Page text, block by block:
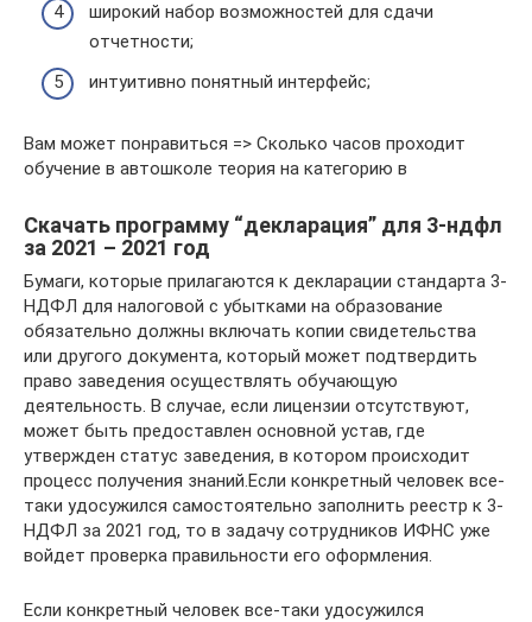
широкий набор возможностей для сдачи
отчетности;
интуитивно понятный интерфейс;
Вам может понравиться => Сколько часов проходит
обучение в автошколе теория на категорию в
Скачать программу “декларация” для 3-ндфл
за 2021 – 2021 год
Бумаги, которые прилагаются к декларации стандарта 3-
НДФЛ для налоговой с убытками на образование
обязательно должны включать копии свидетельства
или другого документа, который может подтвердить
право заведения осуществлять обучающую
деятельность. В случае, если лицензии отсутствуют,
может быть предоставлен основной устав, где
утвержден статус заведения, в котором происходит
процесс получения знаний.Если конкретный человек все-
таки удосужился самостоятельно заполнить реестр к 3-
НДФЛ за 2021 год, то в задачу сотрудников ИФНС уже
войдет проверка правильности его оформления.
Если конкретный человек все-таки удосужился